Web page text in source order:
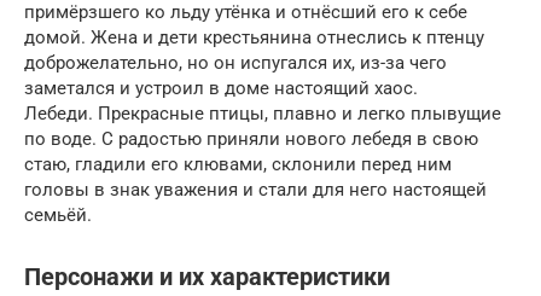
примёрзшего ко льду утёнка и отнёсший его к себе
домой. Жена и дети крестьянина отнеслись к птенцу
доброжелательно, но он испугался их, из-за чего
заметался и устроил в доме настоящий хаос.
Лебеди. Прекрасные птицы, плавно и легко плывущие
по воде. С радостью приняли нового лебедя в свою
стаю, гладили его клювами, склонили перед ним
головы в знак уважения и стали для него настоящей
семьёй.
Персонажи и их характеристики